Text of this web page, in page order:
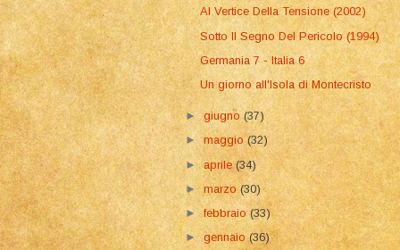
Al Vertice Della Tensione (2002)
Sotto Il Segno Del Pericolo (1994)
Germania 7 - Italia 6
Un giorno all'Isola di Montecristo
►giugno(37)
►maggio(32)
►aprile(34)
►marzo(30)
►febbraio (33)
►gennaio(36)